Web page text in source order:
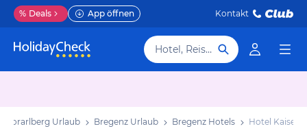
% Deals App öffnen Kontakt
Hotel, Reiseziel
Vorarlberg Urlaub Bregenz Urlaub Bregenz Hotels Hotel Kaiser